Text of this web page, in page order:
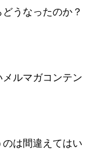
うなったのか？
ルマガコンテン
は間違えてはい